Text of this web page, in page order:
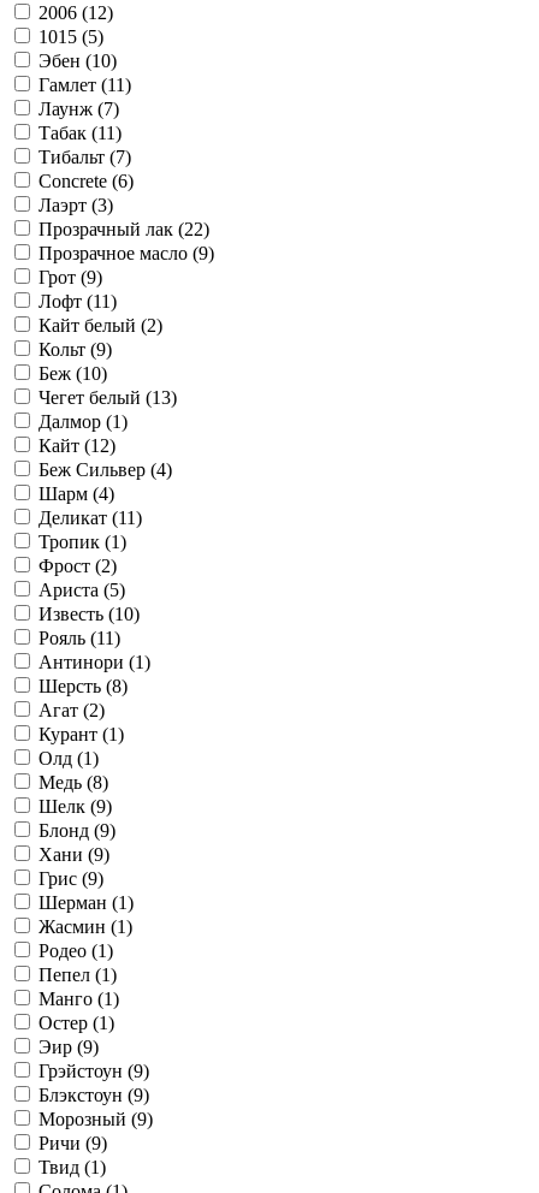
2006 (12)
1015 (5)
Эбен (10)
Гамлет (11)
Лаунж (7)
Табак (11)
Тибальт (7)
Concrete (6)
Лаэрт (3)
Прозрачный лак (22)
Прозрачное масло (9)
Грот (9)
Лофт (11)
Кайт белый (2)
Кольт (9)
Беж (10)
Чегет белый (13)
Далмор (1)
Кайт (12)
Беж Сильвер (4)
Шарм (4)
Деликат (11)
Тропик (1)
Фрост (2)
Ариста (5)
Известь (10)
Рояль (11)
Антинори (1)
Шерсть (8)
Агат (2)
Курант (1)
Олд (1)
Медь (8)
Шелк (9)
Блонд (9)
Хани (9)
Грис (9)
Шерман (1)
Жасмин (1)
Родео (1)
Пепел (1)
Манго (1)
Остер (1)
Эир (9)
Грэйстоун (9)
Блэкстоун (9)
Морозный (9)
Ричи (9)
Твид (1)